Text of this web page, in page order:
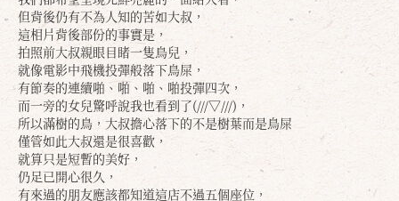
但背後仍有不為人知的苦如大叔，
這相片背後部份的事實是，
拍照前大叔親眼目睹一隻鳥兒，
就像電影中飛機投彈般落下鳥屎，
有節奏的連續啪、啪、啪、啪投彈四次，
而一旁的女兒驚呼說我也看到了(///▽///)，
所以滿樹的鳥，大叔擔心落下的不是樹葉而是鳥屎
僅管如此大叔還是很喜歡，
就算只是短暫的美好，
仍足已開心很久，
有來過的朋友應該都知道這店不過五個座位，